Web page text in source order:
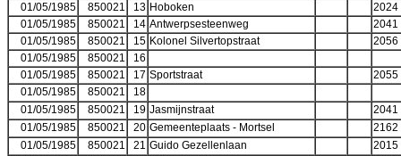
01/05/1985
850021 13 Hoboken
2024
01/05/1985
850021 14 Antwerpsesteenweg
2041
01/05/1985
850021 15 Kolonel Silvertopstraat
2056
01/05/1985
850021
16
01/05/1985
850021 17 Sportstraat
2055
01/05/1985
850021
18
01/05/1985
850021 19 Jasmijnstraat
2041
01/05/1985
850021 20 Gemeenteplaats - Mortsel
2162
01/05/1985
850021 21 Guido Gezellenlaan
2015